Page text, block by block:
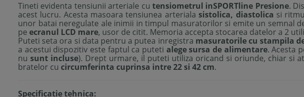
Tineti evidenta tensiunii arteriale cu tensiometrul inSPORTline Presione.
acest lucru. Acesta masoara tensiunea arterialasistolica, diastolica si
unor batai neregulate ale inimii in timpul masuratorilor si emite un semnal
pe ecranul LCD mare, usor de citit. Memoria accepta stocarea datelor a 2
Puteti seta ora si data pentru a putea inregistra masuratorile cu stampila
a acestui dispozitiv este faptul ca puteti alege sursa de alimentare. Acesta
nu sunt incluse). Drept urmare, il puteti utiliza oricand si oriunde, chiar si
bratelor cu circumferinta cuprinsa intre 22 si 42 cm.
Specificatie tehnica: